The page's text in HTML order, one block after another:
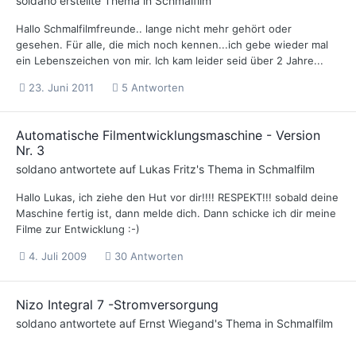
Hallo Schmalfilmfreunde.. lange nicht mehr gehört oder
gesehen. Für alle, die mich noch kennen...ich gebe wieder mal
ein Lebenszeichen von mir. Ich kam leider seid über 2 Jahre...
23. Juni 2011 5 Antworten
Automatische Filmentwicklungsmaschine - Version
Nr. 3
soldano antwortete auf Lukas Fritz's Thema in Schmalfilm
Hallo Lukas, ich ziehe den Hut vor dir!!!! RESPEKT!!! sobald deine
Maschine fertig ist, dann melde dich. Dann schicke ich dir meine
Filme zur Entwicklung :-)
4. Juli 2009 30 Antworten
Nizo Integral 7 -Stromversorgung
soldano antwortete auf Ernst Wiegand's Thema in Schmalfilm